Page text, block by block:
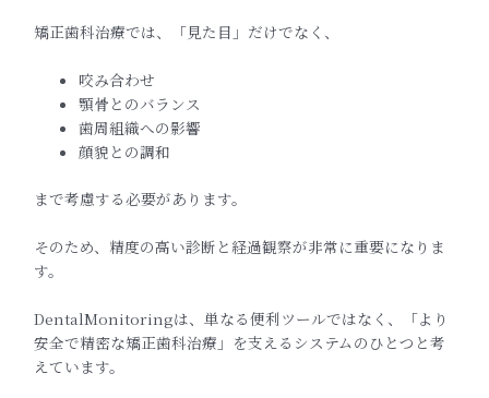
矯正歯科治療では、「見た目」だけでなく、
咬み合わせ
顎骨とのバランス
歯周組織への影響
顔貌との調和
まで考慮する必要があります。
そのため、精度の高い診断と経過観察が非常に重要になりま
す。
DentalMonitoringは、単なる便利ツールではなく、「より
安全で精密な矯正歯科治療」を支えるシステムのひとつと考
えています。